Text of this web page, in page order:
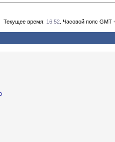
Текущее время: 16:52 . Часовой пояс GMT